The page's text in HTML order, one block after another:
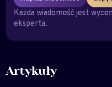
Każda wiadomość jest
eksperta.
Artykuły